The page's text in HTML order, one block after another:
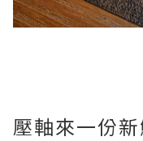
壓軸來一份